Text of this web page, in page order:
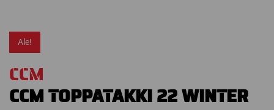
Ale!
CCM
CCM TOPPATAKKI 22 WINTER